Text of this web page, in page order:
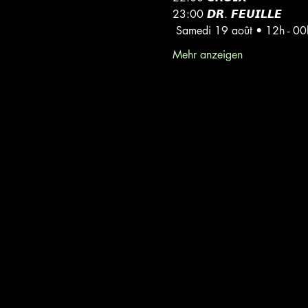
23:00 𝘿𝙍. 𝙁𝙀𝙐𝙄𝙇𝙇𝙀
Samedi 19 août • 12h -
Mehr anzeigen